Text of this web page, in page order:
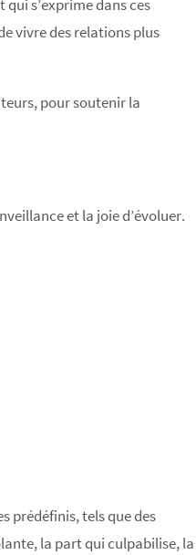
s’exprime dans ces
vivre des relations plus
pour soutenir la
et la joie d’évoluer.
prédéfinis, tels que des
la part qui culpabilise, la